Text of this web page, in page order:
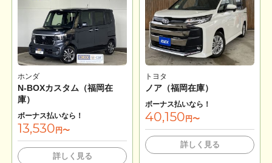
ホンダ
N-BOXカスタム（福岡在
庫）
ボーナス払いなら！
13,530 円〜
詳しく見る
トヨタ
ノア（福岡在庫）
ボーナス払いなら！
40,150 円〜
詳しく見る